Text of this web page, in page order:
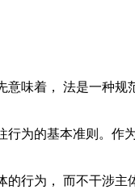
着， 法是一种规
的基本准则。作
为， 而不干涉主